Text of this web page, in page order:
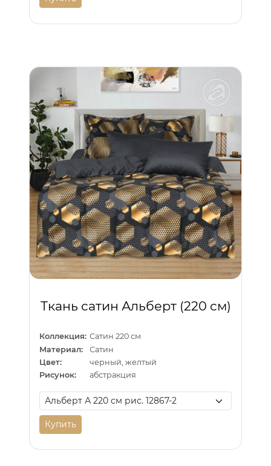
Ткань сатин Альберт (220 см)
Коллекция: Сатин 220 см
Материал:
Сатин
Цвет:
черный, желтый
Рисунок:
абстракция
Купить